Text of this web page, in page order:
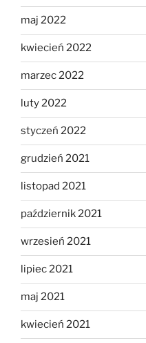
maj 2022
kwiecień 2022
marzec 2022
luty 2022
styczeń 2022
grudzień 2021
listopad 2021
październik 2021
wrzesień 2021
lipiec 2021
maj 2021
kwiecień 2021